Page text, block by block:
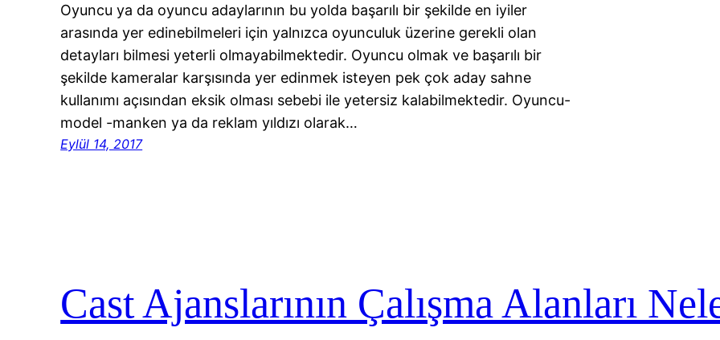
Oyuncu ya da oyuncu adaylarının bu yolda başarılı bir şekilde en iyiler
arasında yer edinebilmeleri için yalnızca oyunculuk üzerine gerekli olan
detayları bilmesi yeterli olmayabilmektedir. Oyuncu olmak ve başarılı bir
şekilde kameralar karşısında yer edinmek isteyen pek çok aday sahne
kullanımı açısından eksik olması sebebi ile yetersiz kalabilmektedir. Oyuncu-
model -manken ya da reklam yıldızı olarak…
Eylül 14, 2017
Cast Ajanslarının Çalışma Alanları